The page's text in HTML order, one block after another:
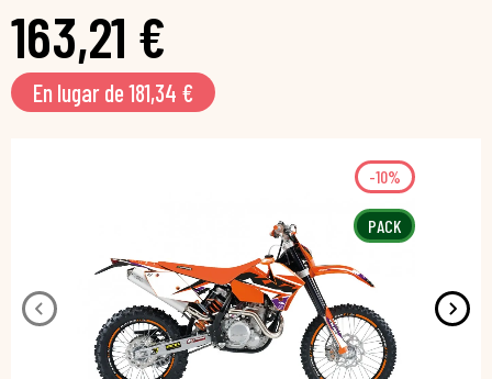
163,21 €
En lugar de 181,34 €
PACK
-10%